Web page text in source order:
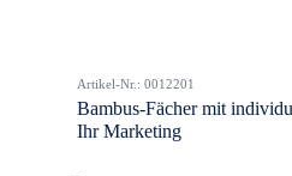
Artikel-Nr.: 0012201
Bambus-Fächer mit
Ihr Marketing